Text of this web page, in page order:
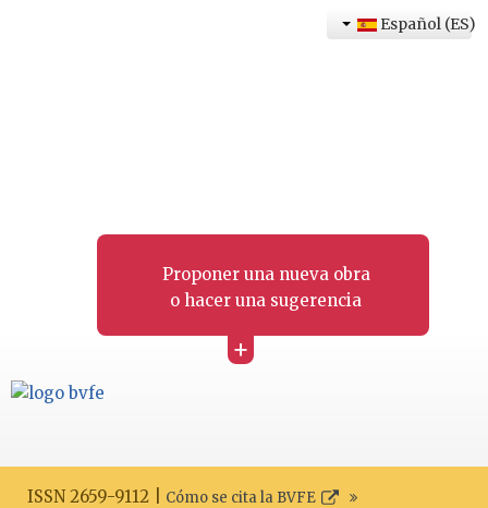
Proponer una nueva obra
o hacer una sugerencia
+
Español (ES)
ISSN 2659-9112 | Cómo se cita la BVFE